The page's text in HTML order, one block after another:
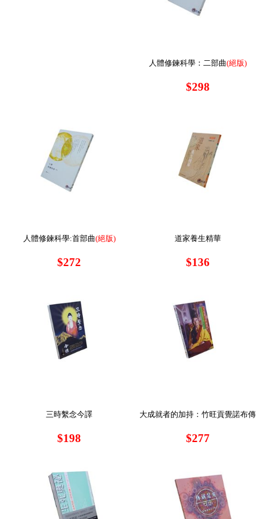
人體修鍊科學：二部曲(絕版)
$298
人體修鍊科學:首部曲(絕版)
$272
道家養生精華
$136
三時繫念今譯
$198
大成就者的加持：竹旺貢覺諾布傳
$277